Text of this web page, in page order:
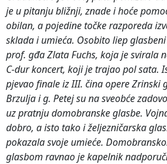
je u pitanju bližnji, znade i hoće
obilan, a pojedine točke razporeda
sklada i umieća. Osobito liep
prof. gđa Zlata Fuchs, koja je svirala
C-dur koncert, koji je trajao pol sata.
pjevao finale iz III. čina opere Zrinski
Brzulja i g. Petej su na sveobće
uz pratnju domobranske glasbe.
dobro, a isto tako i željezničarska
pokazala svoje umieće.
glasbom ravnao je kapelnik